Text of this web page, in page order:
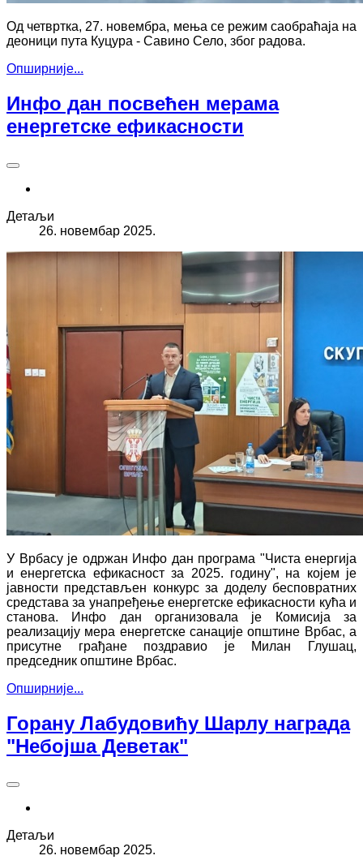
Од четвртка, 27. новембра, мења се режим саобраћаја на
деоници пута Куцура - Савино Село, због радова.
Опширније...
Инфо дан посвећен мерама
енергетске ефикасности
Детаљи
26. новембар 2025.
У Врбасу је одржан Инфо дан програма "Чиста енергија
и енергетска ефикасност за 2025. годину", на којем је
јавности представљен конкурс за доделу бесповратних
средстава за унапређење енергетске ефикасности кућа и
станова. Инфо дан организовала је Комисија за
реализацију мера енергетске санације општине Врбас, а
присутне грађане поздравио је Милан Глушац,
председник општине Врбас.
Опширније...
Горану Лабудовићу Шарлу награда
"Небојша Деветак"
Детаљи
26. новембар 2025.